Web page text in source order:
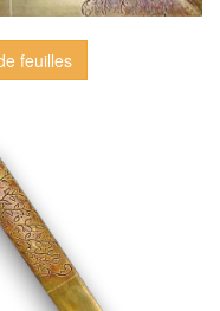
feuilles